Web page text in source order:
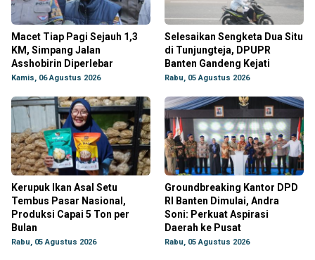
Macet Tiap Pagi Sejauh 1,3
KM, Simpang Jalan
Asshobirin Diperlebar
Kamis, 06 Agustus 2026
Selesaikan Sengketa Dua Situ
di Tunjungteja, DPUPR
Banten Gandeng Kejati
Rabu, 05 Agustus 2026
Kerupuk Ikan Asal Setu
Tembus Pasar Nasional,
Produksi Capai 5 Ton per
Bulan
Rabu, 05 Agustus 2026
Groundbreaking Kantor DPD
RI Banten Dimulai, Andra
Soni: Perkuat Aspirasi
Daerah ke Pusat
Rabu, 05 Agustus 2026